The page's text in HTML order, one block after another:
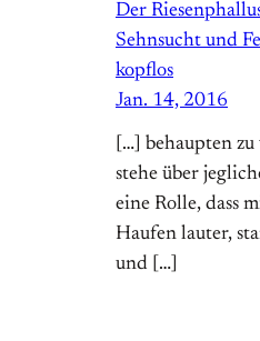
Der
Sehnsucht und
kopflos
Jan. 14, 2016
[…] behaupten
stehe über
eine Rolle, dass
Haufen lauter,
und […]